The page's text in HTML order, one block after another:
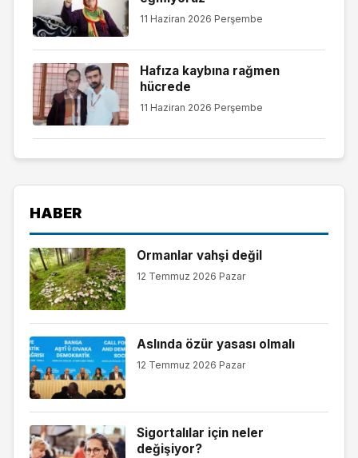
11 Haziran 2026 Perşembe
Hafıza kaybına rağmen
hücrede
11 Haziran 2026 Perşembe
HABER
Ormanlar vahşi değil
12 Temmuz 2026 Pazar
Aslında özür yasası olmalı
12 Temmuz 2026 Pazar
Sigortalılar için neler
değişiyor?